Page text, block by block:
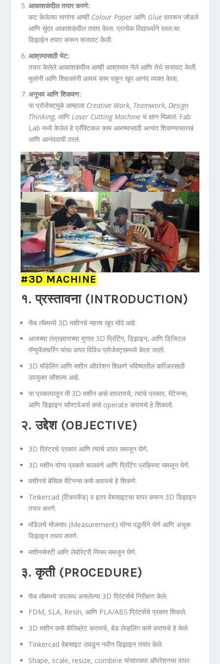
आकाशकंदील तयार करणे:
कट केलेल्या भागांना आम्ही Colour Paper आणि Glue वापरून जोडले
आणि सुंदर आकाशकंदील तयार केला. प्रत्येक विद्यार्थ्याने स्वतःचा
डिझाईन तयार करून सजावट केली.
आश्रमासाठी भेट:
तयार केलेले आकाशकंदील आम्ही आश्रमात नेले आणि तेथे सजावट केली.
मुलांनी आणि शिक्षकांनी आमचं काम पाहून खूप आनंद व्यक्त केला.
अनुभव आणि शिकवण:
या प्रोजेक्टमुळे आम्हाला Creative Work, Teamwork, Design
Thinking, आणिLaser Cutting Machine चं ज्ञान मिळालं. Fab
Lab मध्ये केलेलं हे प्रॅक्टिकल काम आमच्यासाठी अत्यंत शिकण्यासारखं
आणि आनंददायी ठरलं.
#3D MACHINE
१. प्रस्तावना (INTRODUCTION)
फॅब लॅबमध्ये 3D मशीनचे महत्त्व खूप मोठे आहे.
आजच्या तंत्रज्ञानाच्या युगात 3D प्रिंटिंग, डिझाइन, आणि डिजिटल
मॅन्युफॅक्चरिंग यांचा वापर विविध प्रोजेक्ट्समध्ये केला जातो.
3D मॉडेलिंग आणि मशीन ऑपरेशन शिकणे भविष्यातील करिअरसाठी
उपयुक्त कौशल्य आहे.
या प्रकल्पातून मी 3D मशीन कसे वापरायचे, त्यांचे प्रकार, मेंटेनन्स,
आणि डिझाइन सॉफ्टवेअर्स कसे operate करायचे हे शिकलो.
२. उद्देश (OBJECTIVE)
3D प्रिंटरचे प्रकार आणि त्यांचे वापर समजून घेणे.
3D मशीन योग्य प्रकारे चालवणे आणि प्रिंटिंग प्रक्रिया समजून घेणे.
मशीनचे बेसिक मेंटेनन्स कसे करायचे हे शिकणे.
Tinkercad (टिंकरकॅड) व इतर वेबसाइटचा वापर करून 3D डिझाइन
तयार करणे.
मॉडेलचे मोजमाप (Measurement) योग्य पद्धतीने घेणे आणि अचूक
डिझाइन तयार करणे.
मशीनसेफ्टी आणि लेबोरेटरी नियम समजून घेणे.
३. कृती (PROCEDURE)
फॅब लॅबमध्ये उपलब्ध असलेल्या 3D प्रिंटर्सचे निरीक्षण केले.
FDM, SLA, Resin, आणि PLA/ABS प्रिंटर्सचे प्रकार शिकले.
3D मशीन कसे कॅलिब्रेट करायचे, बेड लेव्हलिंग कसे करायचे हे केले.
Tinkercad वेबसाइट उघडून नवीन डिझाइन तयार केले.
Shape, scale, resize, combine यांसारख्या ऑपरेशनचा वापर